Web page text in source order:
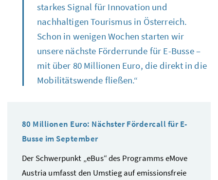
starkes Signal für Innovation und
nachhaltigen Tourismus in Österreich.
Schon in wenigen Wochen starten wir
unsere nächste Förderrunde für E-Busse –
mit über 80 Millionen Euro, die direkt in die
Mobilitätswende fließen.“
80 Millionen Euro: Nächster Fördercall für E-
Busse im September
Der Schwerpunkt „eBus“ des ProgrammseMove
Austria umfasst den Umstieg auf emissionsfreie